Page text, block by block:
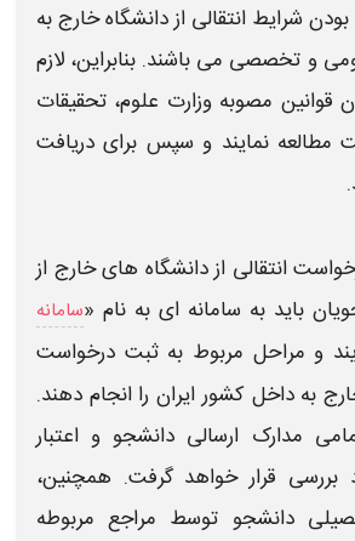
بودن شرایط انتقالی از دانشگاه خارج به
و تخصصی می باشند. بنابراین، لازم
مصوبه وزارت علوم، تحقیقات
مطالعه نمایند و سپس برای دریافت
انتقالی از دانشگاه های خارج از
باید به سامانه ای به نام «سامانه
و مراحل مربوط به ثبت درخواست
به داخل کشور ایرانرا انجام دهند.
مدارک ارسالی دانشجو و اعتبار
بررسی قرار خواهد گرفت. همچنین،
دانشجو توسط مراجع مربوطه